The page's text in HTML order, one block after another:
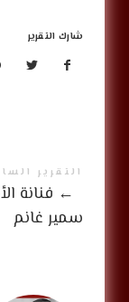
شارك التقرير
التقرير
← فنانة
سمير غانم